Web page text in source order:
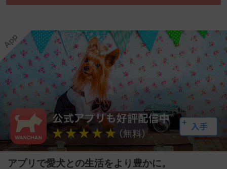
アプリで愛犬との生活をより豊かに。